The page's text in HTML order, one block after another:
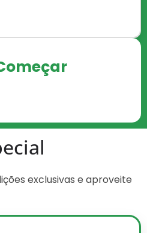
exclusivas e aproveite